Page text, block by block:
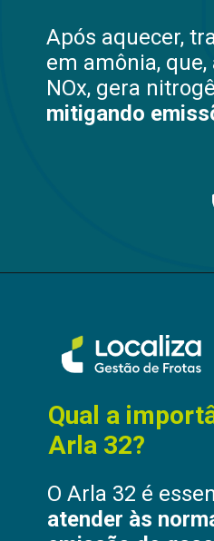
Após aquecer,
em amônia,
NOx, gera
mitigando
O Arla 32 é
atender às
Qual a
Arla 32?